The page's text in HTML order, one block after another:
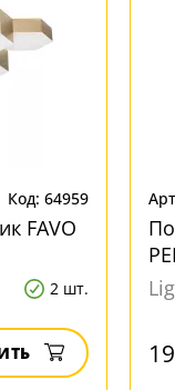
Код: 64959
FAVO
2 шт.